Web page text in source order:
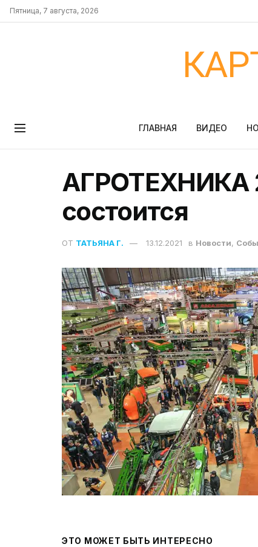
Пятница, 7 августа, 2026
ГЛАВНАЯ ВИДЕО
АГРОТЕХНИКА
состоится
ОТ ТАТЬЯНА Г. 13.12.2021 в Новости,
ЭТО МОЖЕТ БЫТЬ ИНТЕРЕСНО